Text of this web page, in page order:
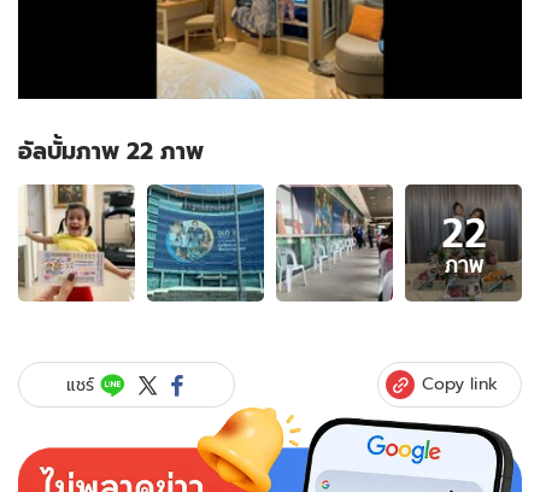
อัลบั้มภาพ 22 ภาพ
อัลบั้ม
ภาพ
22
ภาพ
ของ
พา
"แม่
ดวง
ดี
22
ภาพ
แชร์ Copy link